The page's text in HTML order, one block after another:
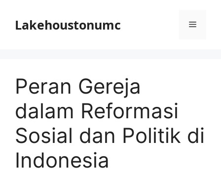
contentLakehoustonumc Menu
Peran Gereja
dalam Reformasi
Sosial dan Politik di
Indonesia